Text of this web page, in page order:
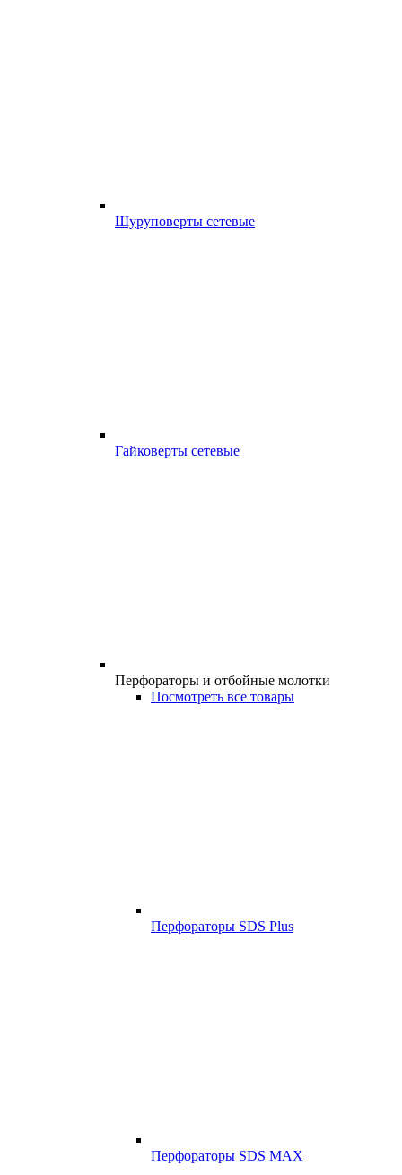
Шуруповерты сетевые
Гайковерты сетевые
Перфораторы и отбойные молотки
Посмотреть все товары
Перфораторы SDS Plus
Перфораторы SDS MAX